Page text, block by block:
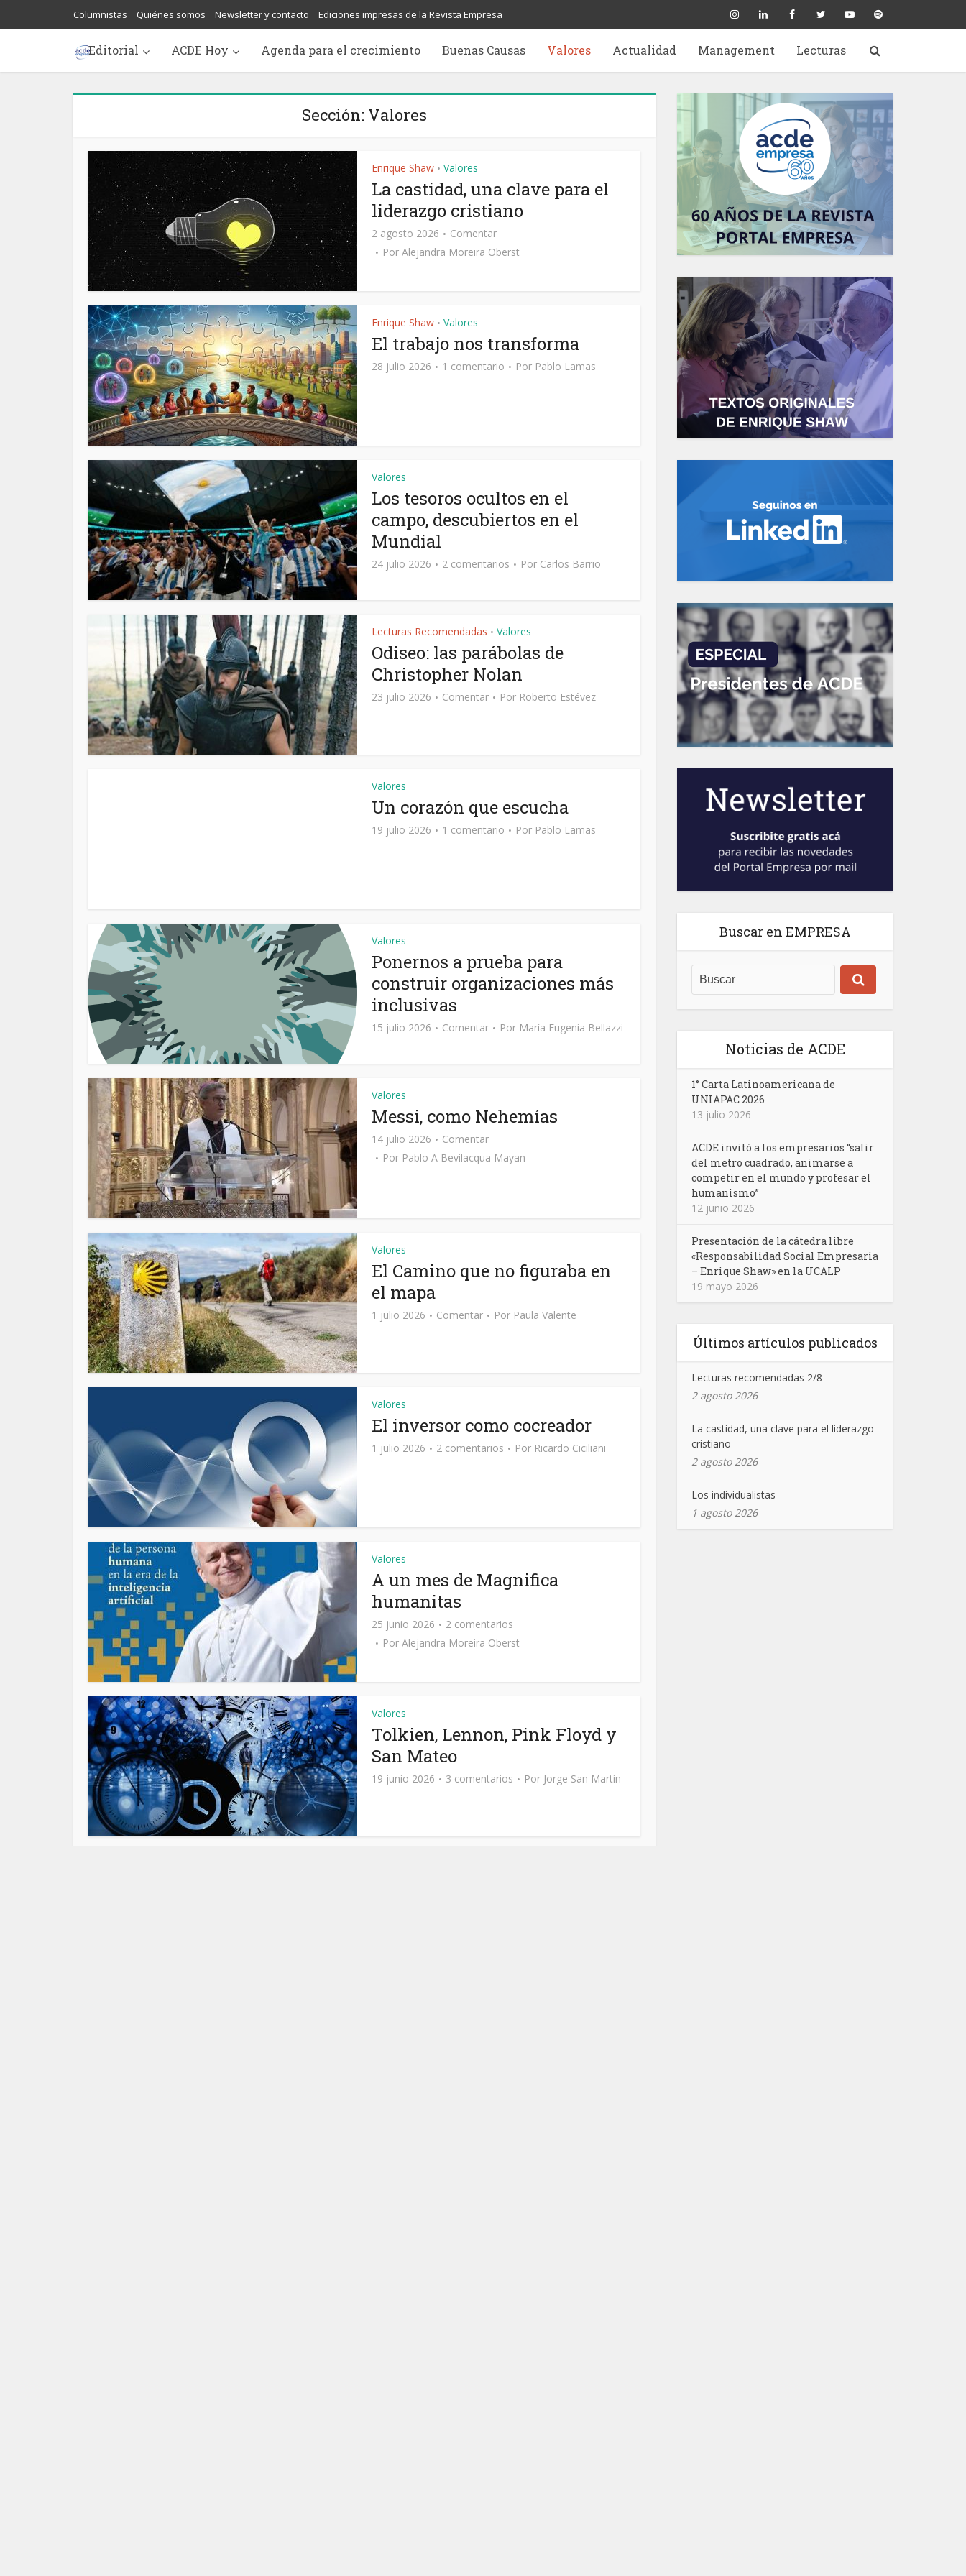
Columnistas Quiénes somos Newsletter y contacto Ediciones impresas de la Revista Empresa
Editorial ACDE Hoy Agenda para el crecimiento Buenas Causas Valores Actualidad Management Lecturas
Sección: Valores
Enrique Shaw • Valores
La castidad, una clave para el
liderazgo cristiano
2 agosto 2026
Comentar
Por Alejandra Moreira Oberst
Enrique Shaw • Valores
El trabajo nos transforma
28 julio 2026 1 comentario Por Pablo Lamas
Valores
Los tesoros ocultos en el
campo, descubiertos en el
Mundial
24 julio 2026 2 comentarios Por Carlos Barrio
Lecturas Recomendadas • Valores
Odiseo: las parábolas de
Christopher Nolan
23 julio 2026 Comentar Por Roberto Estévez
Valores
Un corazón que escucha
19 julio 2026 1 comentario Por Pablo Lamas
Valores
Ponernos a prueba para
construir organizaciones más
inclusivas
15 julio 2026 Comentar Por María Eugenia Bellazzi
Valores
Messi, como Nehemías
14 julio 2026
Comentar
Por Pablo A Bevilacqua Mayan
Valores
El Camino que no figuraba en
el mapa
1 julio 2026 Comentar Por Paula Valente
Valores
El inversor como cocreador
1 julio 2026 2 comentarios Por Ricardo Ciciliani
Valores
A un mes de Magnifica
humanitas
25 junio 2026
2 comentarios
Por Alejandra Moreira Oberst
Valores
Tolkien, Lennon, Pink Floyd y
San Mateo
19 junio 2026 3 comentarios Por Jorge San Martín
Buscar en EMPRESA
Noticias de ACDE
1° Carta Latinoamericana de
UNIAPAC 2026
13 julio 2026
ACDE invitó a los empresarios “salir
del metro cuadrado, animarse a
competir en el mundo y profesar el
humanismo”
12 junio 2026
Presentación de la cátedra libre
«Responsabilidad Social Empresaria
– Enrique Shaw» en la UCALP
19 mayo 2026
Últimos artículos publicados
Lecturas recomendadas 2/8
2 agosto 2026
La castidad, una clave para el liderazgo
cristiano
2 agosto 2026
Los individualistas
1 agosto 2026